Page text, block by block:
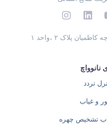
نانوواچ
تردد
و غیاب
تشخیص چهره
پلاک ۲ ،واحد ۱